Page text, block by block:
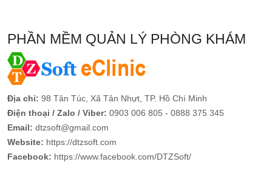
PHẦN MỀM QUẢN LÝ PHÒNG KHÁM
Địa chỉ: 98 Tân Túc, Xã Tân Nhựt, TP. Hồ Chí Minh
Điện thoại / Zalo / Viber: 0903 006 805 - 0888 375 345
Email: dtzsoft@gmail.com
Website: https://dtzsoft.com
Facebook: https://www.facebook.com/DTZSoft/